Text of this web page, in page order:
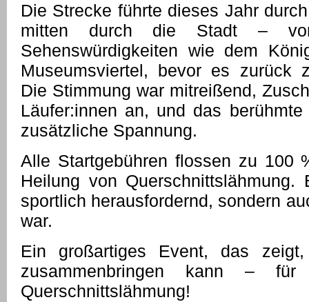
Die Strecke führte dieses Jahr
mitten durch die Stadt –
Sehenswürdigkeiten wie dem
Museumsviertel, bevor es zurück
Die Stimmung war mitreißend,
Läufer:innen an, und das
zusätzliche Spannung.
Alle Startgebühren flossen zu 100
Heilung von
sportlich herausfordernd, sondern
war.
Ein großartiges Event, das
zusammenbringen kann –
Querschnittslähmung!